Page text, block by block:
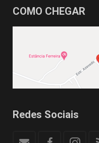
COMO CHEGAR
Redes Sociais